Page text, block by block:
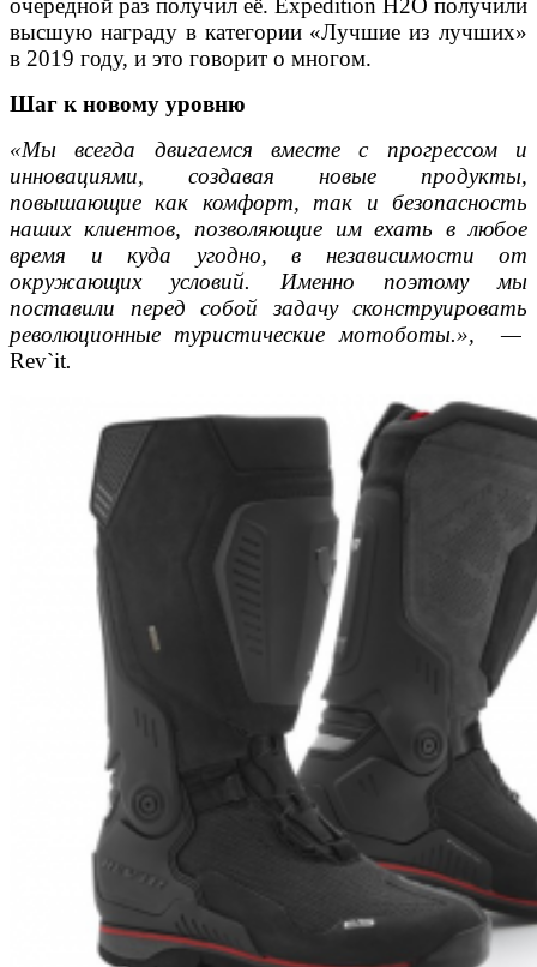
очередной раз получил её. Expedition H2O получили
высшую награду в категории «Лучшие из лучших»
в 2019 году, и это говорит о многом.
Шаг к новому уровню
«Мы всегда двигаемся вместе с прогрессом и
инновациями, создавая новые продукты,
повышающие как комфорт, так и безопасность
наших клиентов, позволяющие им ехать в любое
время и куда угодно, в независимости от
окружающих условий. Именно поэтому мы
поставили перед собой задачу сконструировать
революционные туристические мотоботы.», —
Rev`it.